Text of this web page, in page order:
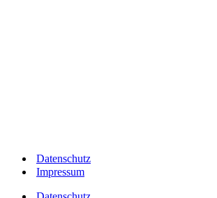
Datenschutz
Impressum